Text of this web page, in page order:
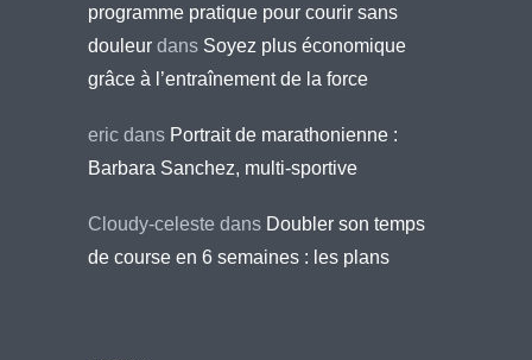
programme pratique pour courir sans
douleur dans Soyez plus économique
grâce à l’entraînement de la force
eric dans Portrait de marathonienne :
Barbara Sanchez, multi-sportive
Cloudy-celeste dans Doubler son temps
de course en 6 semaines : les plans